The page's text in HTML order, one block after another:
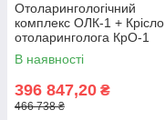
Отоларингологічний
комплекс ОЛК-1 + Крісло
отоларинголога КрО-1
В наявності
396 847,20 ₴
466 738 ₴